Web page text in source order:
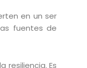
en un ser
fuentes de
resiliencia. Es